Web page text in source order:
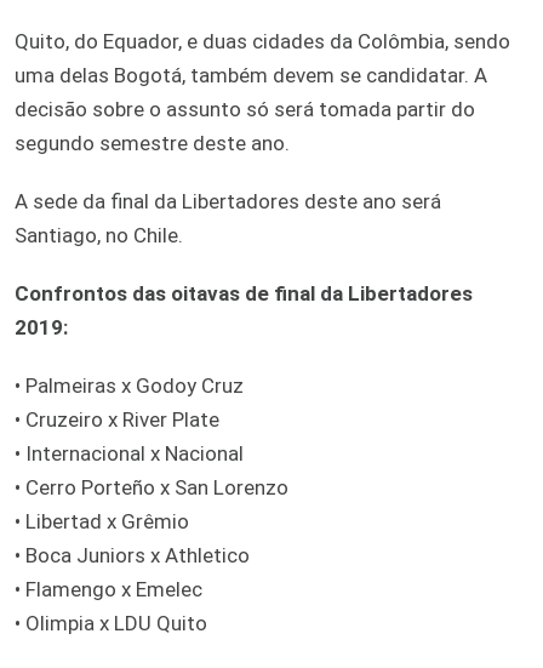
Quito, do Equador, e duas cidades da Colômbia, sendo
uma delas Bogotá, também devem se candidatar. A
decisão sobre o assunto só será tomada partir do
segundo semestre deste ano.
A sede da final da Libertadores deste ano será
Santiago, no Chile.
Confrontos das oitavas de final da Libertadores
2019:
• Palmeiras x Godoy Cruz
• Cruzeiro x River Plate
• Internacional x Nacional
• Cerro Porteño x San Lorenzo
• Libertad x Grêmio
• Boca Juniors x Athletico
• Flamengo x Emelec
• Olimpia x LDU Quito